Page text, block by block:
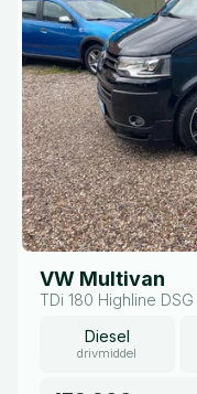
VW Multivan
TDi 180 Highline
Diesel
drivmiddel